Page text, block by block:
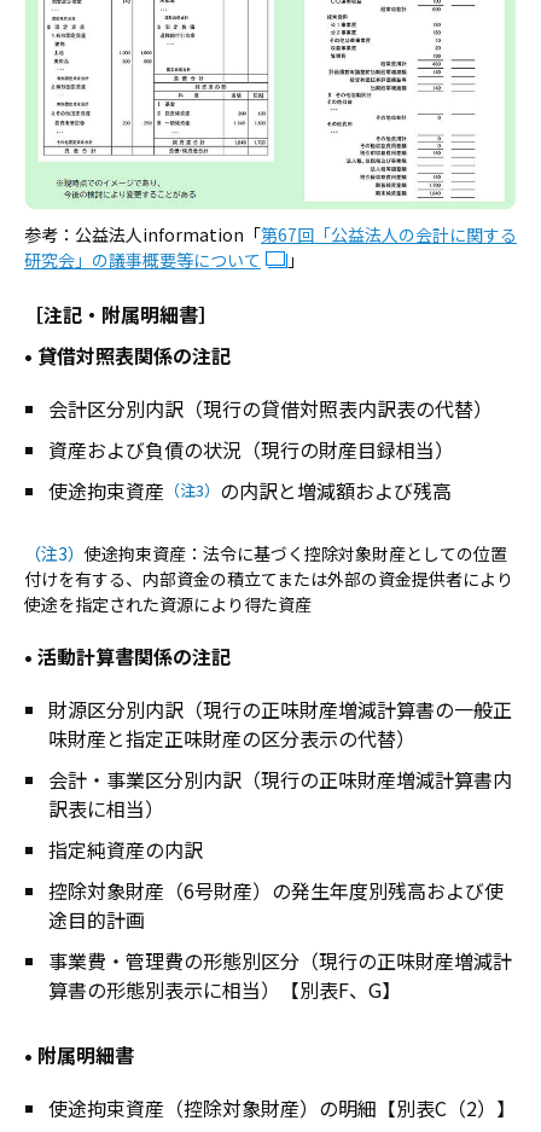
参考：公益法人information「第67回「公益法人の会計に関する
研究会」の議事概要等について
」
［注記・附属明細書］
• 貸借対照表関係の注記
会計区分別内訳（現行の貸借対照表内訳表の代替）
資産および負債の状況（現行の財産目録相当）
使途拘束資産 （注3） の内訳と増減額および残高
（注3） 使途拘束資産：法令に基づく控除対象財産としての位置
付けを有する、内部資金の積立てまたは外部の資金提供者により
使途を指定された資源により得た資産
• 活動計算書関係の注記
財源区分別内訳（現行の正味財産増減計算書の一般正
味財産と指定正味財産の区分表示の代替）
会計・事業区分別内訳（現行の正味財産増減計算書内
訳表に相当）
指定純資産の内訳
控除対象財産（6号財産）の発生年度別残高および使
途目的計画
事業費・管理費の形態別区分（現行の正味財産増減計
算書の形態別表示に相当）【別表F、G】
• 附属明細書
使途拘束資産（控除対象財産）の明細【別表C（2）】